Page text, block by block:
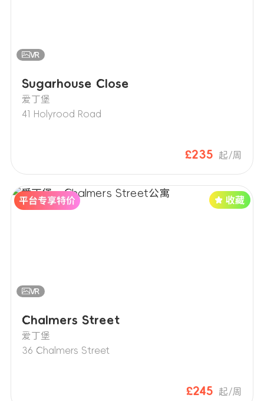
Sugarhouse Close
爱丁堡
41 Holyrood Road
£235 起/周
Chalmers Street
爱丁堡
36 Chalmers Street
£245 起/周